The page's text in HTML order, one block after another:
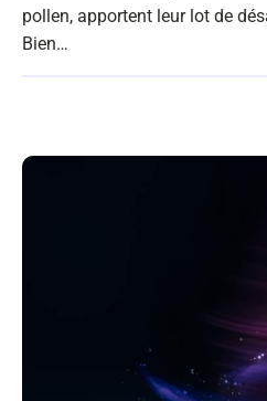
pollen, apportent leur lot de
Bien…